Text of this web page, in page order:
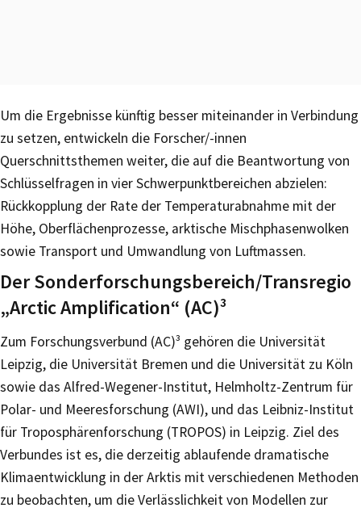
Um die Ergebnisse künftig besser miteinander in Verbindung
zu setzen, entwickeln die Forscher/-innen
Querschnittsthemen weiter, die auf die Beantwortung von
Schlüsselfragen in vier Schwerpunktbereichen abzielen:
Rückkopplung der Rate der Temperaturabnahme mit der
Höhe, Oberflächenprozesse, arktische Mischphasenwolken
sowie Transport und Umwandlung von Luftmassen.
Der Sonderforschungsbereich/Transregio
„Arctic Amplification“ (AC)³
Zum Forschungsverbund (AC)³ gehören die Universität
Leipzig, die Universität Bremen und die Universität zu Köln
sowie das Alfred-Wegener-Institut, Helmholtz-Zentrum für
Polar- und Meeresforschung (AWI), und das Leibniz-Institut
für Troposphärenforschung (TROPOS) in Leipzig. Ziel des
Verbundes ist es, die derzeitig ablaufende dramatische
Klimaentwicklung in der Arktis mit verschiedenen Methoden
zu beobachten, um die Verlässlichkeit von Modellen zur